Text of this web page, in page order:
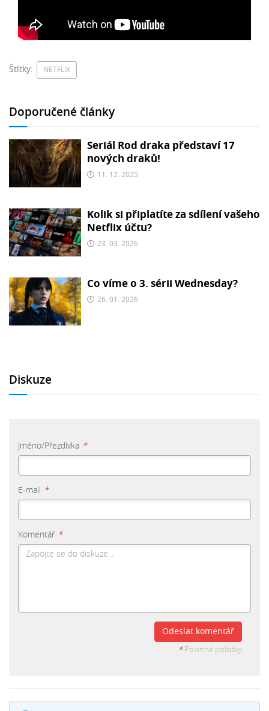
Štítky: NETFLIX
Doporučené články
Seriál Rod draka představí 17
nových draků!
11. 12. 2025
Kolik si připlatíte za sdílení vašeho
Netflix účtu?
23. 03. 2026
Co víme o 3. sérii Wednesday?
26. 01. 2026
Diskuze
Jméno/Přezdívka *
E-mail *
Komentář *
Odeslat komentář
*Povinné položky